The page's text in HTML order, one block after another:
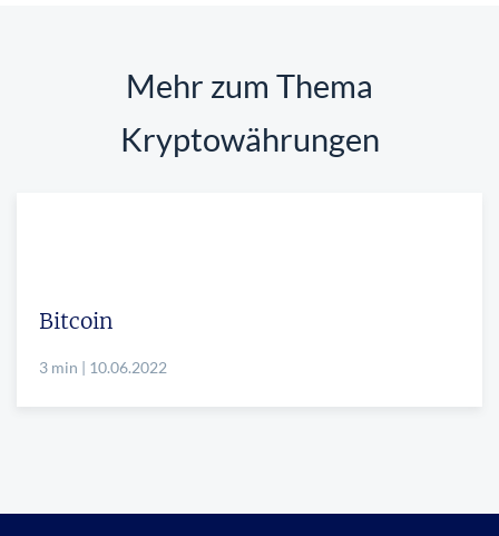
Mehr zum Thema
Kryptowährungen
Bitcoin
3 min | 10.06.2022